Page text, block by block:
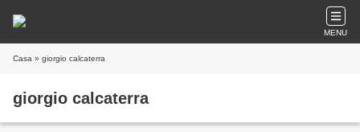
MENU
Casa » giorgio calcaterra
giorgio calcaterra